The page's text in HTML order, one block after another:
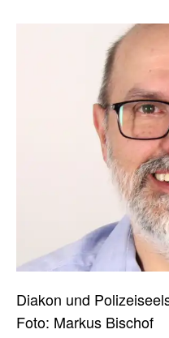
Diakon und
Foto: Markus Bischof